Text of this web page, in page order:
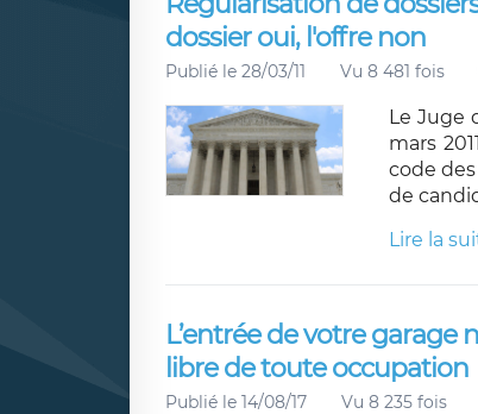
dossier oui, l'offre non
Publié le 28/03/11 Vu 8 481 fois
Le Juge
mars
code
de
Lire la
L’entrée de votre garage
libre de toute occupation
Publié le 14/08/17 Vu 8 235 fois